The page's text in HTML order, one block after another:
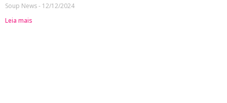
Soup News
12/12/2024
Leia mais